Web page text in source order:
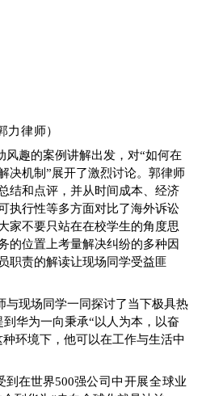
力律师）
风趣的案例讲解出发，对“如何在
决机制”展开了激烈讨论。郭律师
结和点评，并从时间成本、经济
执行性等多方面对比了海外诉讼
家不要只站在在校学生的角度思
的位置上考量解决纠纷的多种因
职责的解读让现场同学受益匪
与现场同学一同探讨了当下极具热
到华为一向秉承“以人为本，以奋
种环境下，他可以在工作与生活中
到在世界500强公司中开展全球业